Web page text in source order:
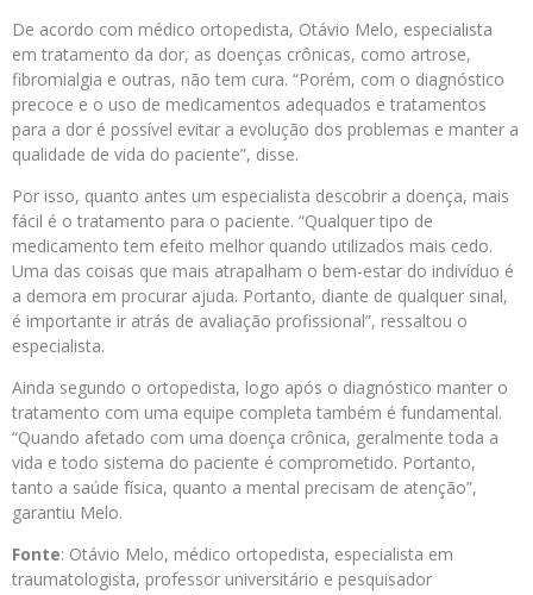
De acordo com médico ortopedista, Otávio Melo, especialista
em tratamento da dor, as doenças crônicas, como artrose,
fibromialgia e outras, não tem cura. “Porém, com o diagnóstico
precoce e o uso de medicamentos adequados e tratamentos
para a dor é possível evitar a evolução dos problemas e manter a
qualidade de vida do paciente”, disse.
Por isso, quanto antes um especialista descobrir a doença, mais
fácil é o tratamento para o paciente. “Qualquer tipo de
medicamento tem efeito melhor quando utilizados mais cedo.
Uma das coisas que mais atrapalham o bem-estar do indivíduo é
a demora em procurar ajuda. Portanto, diante de qualquer sinal,
é importante ir atrás de avaliação profissional”, ressaltou o
especialista.
Ainda segundo o ortopedista, logo após o diagnóstico manter o
tratamento com uma equipe completa também é fundamental.
“Quando afetado com uma doença crônica, geralmente toda a
vida e todo sistema do paciente é comprometido. Portanto,
tanto a saúde física, quanto a mental precisam de atenção”,
garantiu Melo.
Fonte: Otávio Melo, médico ortopedista, especialista em
traumatologista, professor universitário e pesquisador